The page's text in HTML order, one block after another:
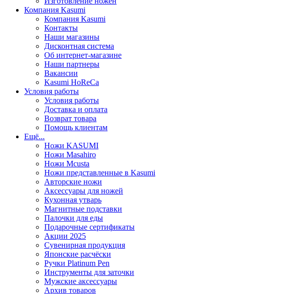
Компания Kasumi
Компания Kasumi
Контакты
Наши магазины
Дисконтная система
Об интернет-магазине
Наши партнеры
Вакансии
Kasumi HoReCa
Условия работы
Условия работы
Доставка и оплата
Возврат товара
Помощь клиентам
Ещё...
Ножи KASUMI
Ножи Masahiro
Ножи Mcusta
Ножи представленные в Kasumi
Авторские ножи
Аксессуары для ножей
Кухонная утварь
Магнитные подставки
Палочки для еды
Подарочные сертификаты
Акции 2025
Сувенирная продукция
Японские расчёски
Ручки Platinum Pen
Инструменты для заточки
Мужские аксессуары
Архив товаров